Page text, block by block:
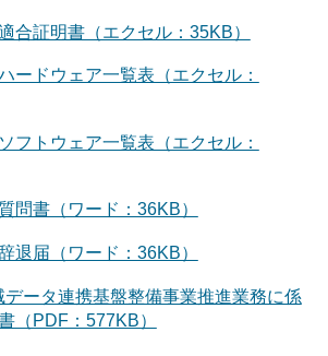
合証明書（エクセル：35KB）
ードウェア一覧表（エクセル：
フトウェア一覧表（エクセル：
問書（ワード：36KB）
退届（ワード：36KB）
データ連携基盤整備事業推進業務に係
（PDF：577KB）